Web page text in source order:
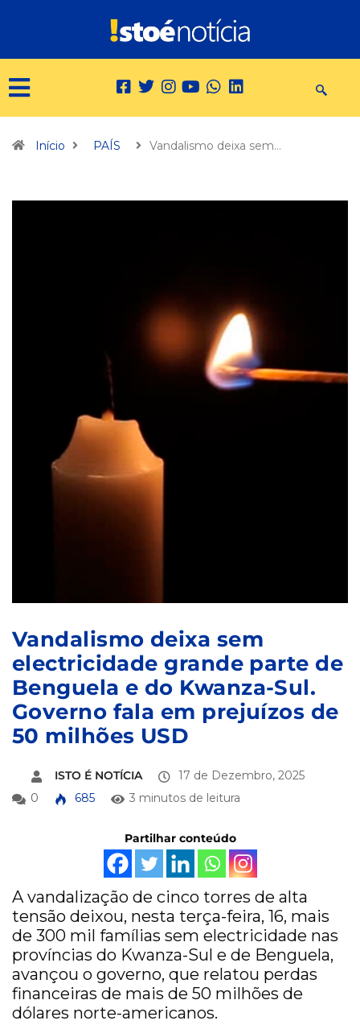
Início PAÍS Vandalismo deixa sem…
Vandalismo deixa sem
electricidade grande parte de
Benguela e do Kwanza-Sul.
Governo fala em prejuízos de
50 milhões USD
ISTO É NOTÍCIA
17 de Dezembro, 2025
0
685 3 minutos de leitura
Partilhar conteúdo
A vandalização de cinco torres de alta
tensão deixou, nesta terça-feira, 16, mais
de 300 mil famílias sem electricidade nas
províncias do Kwanza-Sul e de Benguela,
avançou o governo, que relatou perdas
financeiras de mais de 50 milhões de
dólares norte-americanos.